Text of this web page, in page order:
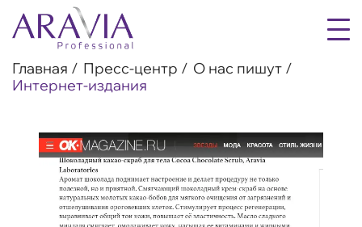
Главная Пресс-центр
О нас пишут
Интернет-издания